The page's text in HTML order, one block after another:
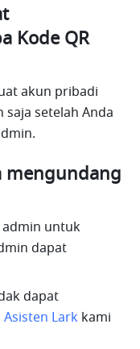
Kode QR
akun pribadi
setelah Anda
mengundang
untuk
dapat
dapat
Asisten Lark kami